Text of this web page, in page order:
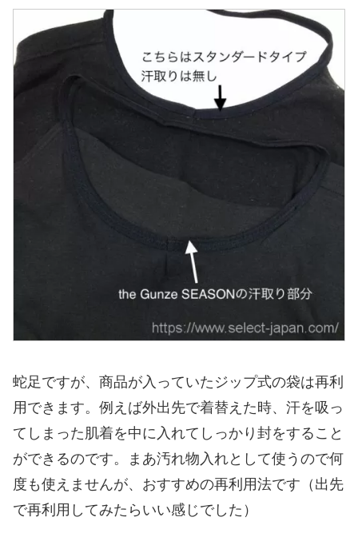
蛇足ですが、商品が入っていたジップ式の袋は再利
用できます。例えば外出先で着替えた時、汗を吸っ
てしまった肌着を中に入れてしっかり封をすること
ができるのです。まあ汚れ物入れとして使うので何
度も使えませんが、おすすめの再利用法です（出先
で再利用してみたらいい感じでした）